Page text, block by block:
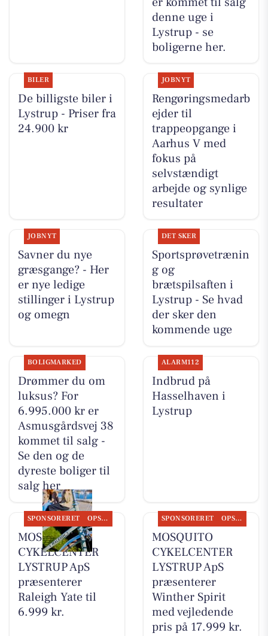
denne uge i
Lystrup - se
boligerne her.
BILER
De billigste biler i
Lystrup - Priser fra
24.900 kr
JOBNYT
Rengøringsmedarb
ejder til
trappeopgange i
Aarhus V med
fokus på
selvstændigt
arbejde og synlige
resultater
JOBNYT
Savner du nye
græsgange? - Her
er nye ledige
stillinger i Lystrup
og omegn
DET SKER
Sportsprøvetrænin
g og
brætspilsaften i
Lystrup - Se hvad
der sker den
kommende uge
BOLIGMARKED
Drømmer du om
luksus? For
6.995.000 kr er
Asmusgårdsvej 38
kommet til salg -
Se den og de
dyreste boliger til
salg her
ALARM112
Indbrud på
Hasselhaven i
Lystrup
SPONSORERET OPSLAGSTAVLEN
MOSQUITO
CYKELCENTER
LYSTRUP ApS
præsenterer
Raleigh Yate til
6.999 kr.
SPONSORERET OPSLAGSTAVLEN
MOSQUITO
CYKELCENTER
LYSTRUP ApS
præsenterer
Winther Spirit
med vejledende
pris på 17.999 kr.